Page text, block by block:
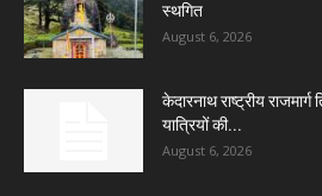
स्थगित
August 6, 2026
केदारनाथ राष्ट्रीय
यात्रियों की...
August 6, 2026